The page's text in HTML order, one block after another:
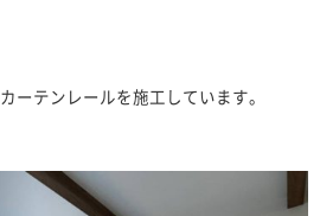
ーテンレールを施工しています。